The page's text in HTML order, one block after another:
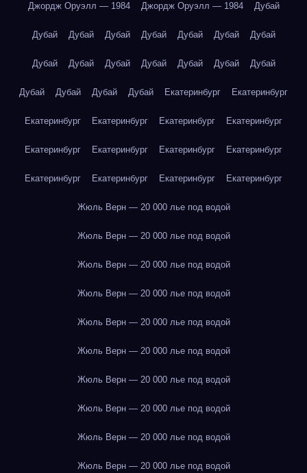
Джордж Оруэлл — 1984 Джордж Оруэлл — 1984 Дубай
Дубай Дубай Дубай Дубай Дубай Дубай Дубай
Дубай Дубай Дубай Дубай Дубай Дубай Дубай
Дубай Дубай Дубай Дубай Екатеринбург Екатеринбург
Екатеринбург Екатеринбург Екатеринбург Екатеринбург
Екатеринбург Екатеринбург Екатеринбург Екатеринбург
Екатеринбург Екатеринбург Екатеринбург Екатеринбург
Жюль Верн — 20 000 лье под водой
Жюль Верн — 20 000 лье под водой
Жюль Верн — 20 000 лье под водой
Жюль Верн — 20 000 лье под водой
Жюль Верн — 20 000 лье под водой
Жюль Верн — 20 000 лье под водой
Жюль Верн — 20 000 лье под водой
Жюль Верн — 20 000 лье под водой
Жюль Верн — 20 000 лье под водой
Жюль Верн — 20 000 лье под водой